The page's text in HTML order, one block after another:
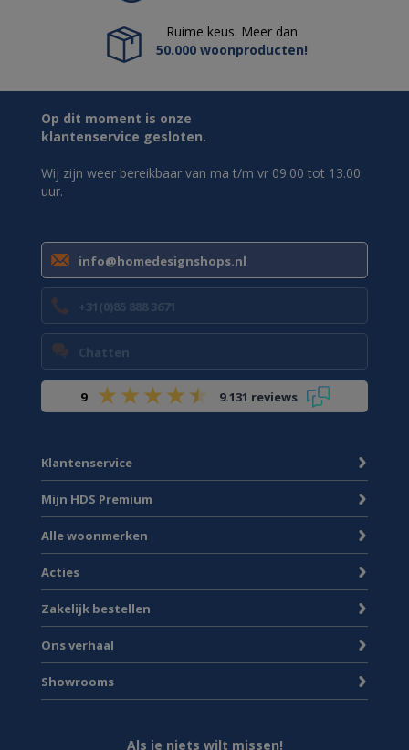
Ruime keus. Meer dan
50.000 woonproducten!
Op dit moment is onze
klantenservice gesloten.
Wij zijn weer bereikbaar van ma t/m vr 09.00 tot 13.00
uur.
info@homedesignshops.nl
+31(0)85 888 3671
Chatten
9 9.131 reviews
Klantenservice
Mijn HDS Premium
Alle woonmerken
Acties
Zakelijk bestellen
Ons verhaal
Showrooms
Als je niets wilt missen!